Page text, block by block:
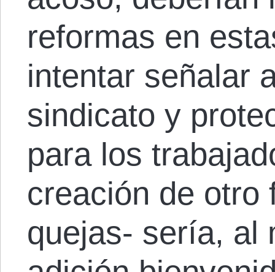
reformas en
intentar señalar
sindicato y
para los
creación de otro
quejas- sería, al